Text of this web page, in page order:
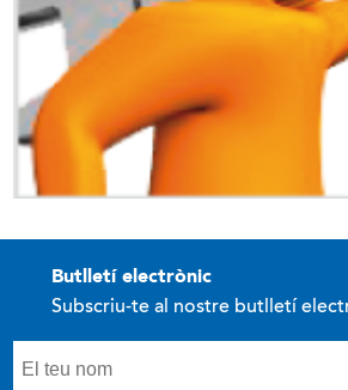
butlletí electrònic
Subscriu-te al nostre butlletí